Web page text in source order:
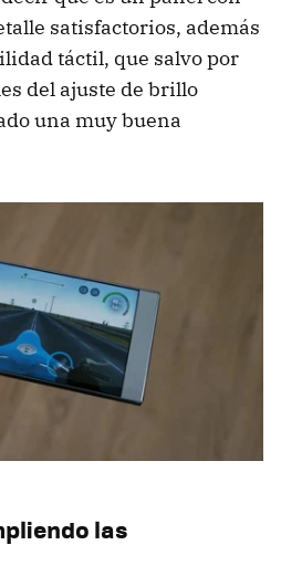
satisfactorios, además
táctil, que salvo por
del ajuste de brillo
una muy buena
las